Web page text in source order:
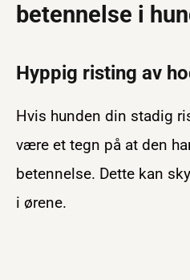
betennelse i
Hyppig risting av
Hvis hunden din stadig
være et tegn på at den
betennelse. Dette kan
i ørene.